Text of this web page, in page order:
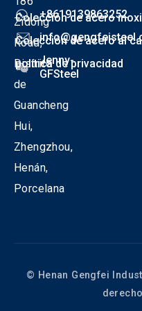
Zidong
Road,
Distrito
de
Guancheng
Hui,
Zhengzhou,
Henán,
Porcelana
+8619139863252
Jenny-
GFSteel
Colección de acero
Colección de acero al
política de privacidad
© Henan Gengfei